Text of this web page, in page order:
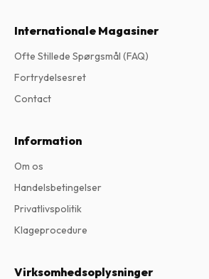
Internationale Magasiner
Ofte Stillede Spørgsmål (FAQ)
Fortrydelsesret
Contact
Information
Om os
Handelsbetingelser
Privatlivspolitik
Klageprocedure
Virksomhedsoplysninger